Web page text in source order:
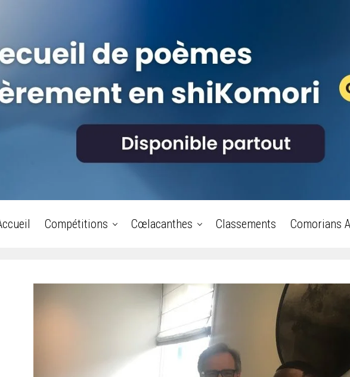
Compétitions Cœlacanthes Classements Comorians